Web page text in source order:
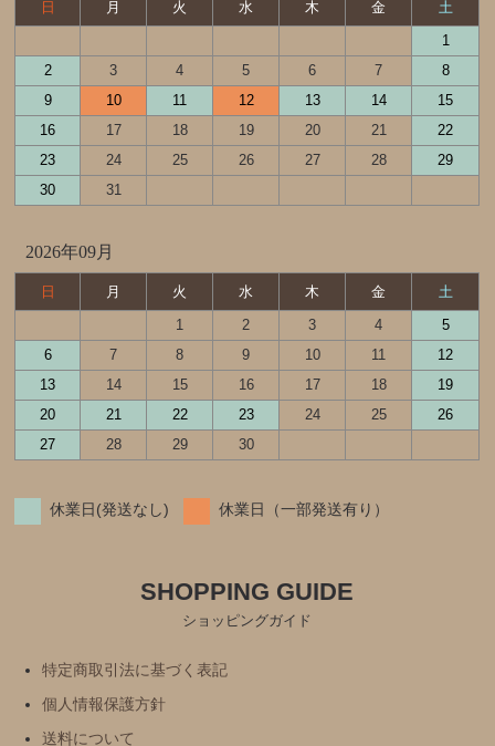
日 月 火 水 木 金
土
1
2
3 4 5 6 7
8
9
10 11 12 13 14
15
16
17 18 19 20 21
22
23
24 25 26 27 28
29
30
31
2026年09月
日 月 火 水 木 金
土
1
2 3 4
5
6
7 8 9 10 11
12
13
14 15 16 17 18
19
20
21 22 23 24 25
26
27
28 29 30
休業日(発送なし) 休業日（一部発送有り）
SHOPPING GUIDE
ショッピングガイド
特定商取引法に基づく表記
個人情報保護方針
送料について